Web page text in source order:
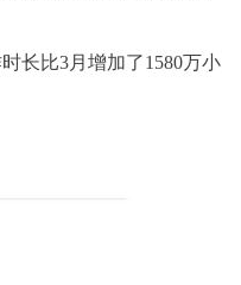
长比3月增加了1580万小